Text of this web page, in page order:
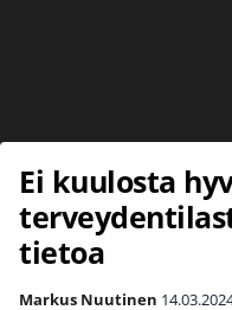
Ei kuulosta
tietoa
Markus Nuutinen